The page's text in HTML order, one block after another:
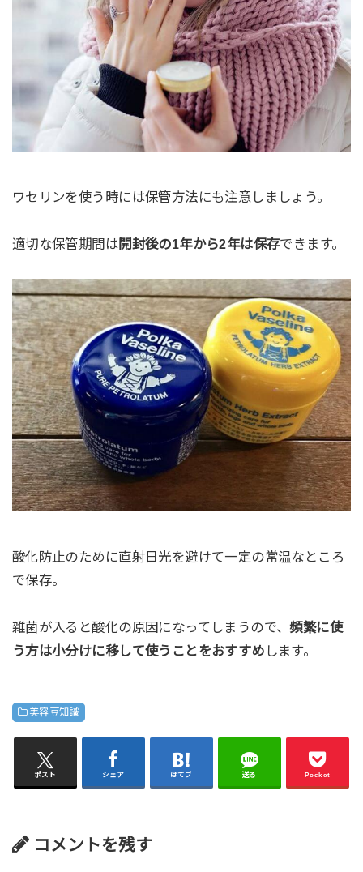
ワセリンを使う時には保管方法にも注意しましょう。
適切な保管期間は 開封後の1年から2年は保存できます。
酸化防止のために直射日光を避けて一定の常温なところ
で保存。
雑菌が入ると酸化の原因になってしまうので、頻繁に使
う方は小分けに移して使うことをおすすめ します。
美容豆知識
ポスト シェア はてブ 送る Pocket
コメントを残す